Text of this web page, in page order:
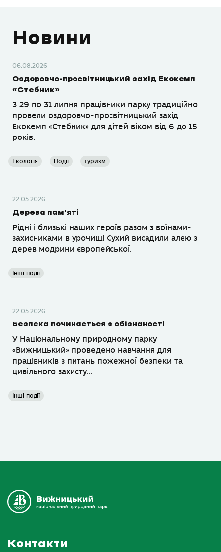
Новини
06.08.2026
Оздоровчо-просвітницький захід Екокемп
«Стебник»
З 29 по 31 липня працівники парку традиційно
провели оздоровчо-просвітницький захід
Екокемп «Стебник» для дітей віком від 6 до 15
років.
Екологія Події туризм
22.05.2026
Дерева пам’яті
Рідні і близькі наших героїв разом з воїнами-
захисниками в урочищі Сухий висадили алею з
дерев модрини європейської.
Інші події
22.05.2026
Безпека починається з обізнаності
У Національному природному парку
«Вижницький» проведено навчання для
працівників з питань пожежної безпеки та
цивільного захисту...
Інші події
Контакти